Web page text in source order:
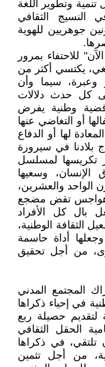
وتطوير اللغة
في النسيج الثقافي
جوهريين للهوية
للاحتفاء بمرور
يكتسي أكثر من
سيما وأن
كل حدث دلالات
وطنية يفرض
أو التغاضي عنها
لها أو الدفاع
بلادنا في سيرورة
تكريسها لمسلسل
الإنسان، وسعيها
الواحد والعشرين،
هواجس تقض مضجع
بال كل الأفراد
الثقافة الوطنية،
أداة حاسمة
من أجل تحقيق
المجتمع المدني
في إحياء ذكراها
مناسبة لتقديم حصيلة ربع
الحقل الثقافي
تلتقي، في ذكراها
من أجل تثمين